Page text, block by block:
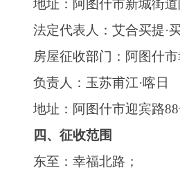
北至：帕米尔路；
计划征收土地面积34017平方米
在上述四至范围规划区域内的
建筑物、构筑物均属征收对象，详
五、征收范围内房屋状况说明
本区域位于幸福街道天山路社
果，征收区域内共172户居民被征收